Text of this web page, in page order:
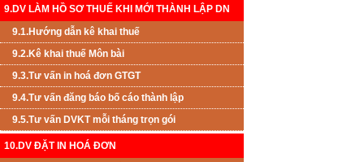
9.DV LÀM HỒ SƠ THUẾ KHI MỚI THÀNH LẬP DN
9.1.Hướng dẫn kê khai thuế
9.2.Kê khai thuế Môn bài
9.3.Tư vấn in hoá đơn GTGT
9.4.Tư vấn đăng báo bố cáo thành lập
9.5.Tư vấn DVKT mỗi tháng trọn gói
10.DV ĐẶT IN HOÁ ĐƠN